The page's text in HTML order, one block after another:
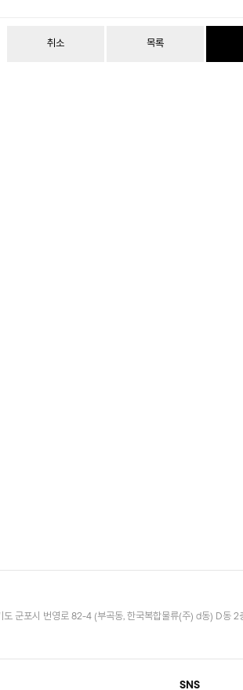
취소 목록
도 군포시 번영로 82-4 (부곡동, 한국복합물류(주) d동) D동 2
SNS